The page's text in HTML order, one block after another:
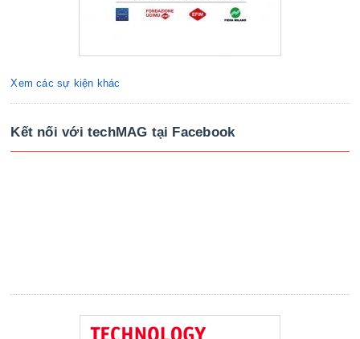
Xem các sự kiện khác
Kết nối với techMAG tại Facebook